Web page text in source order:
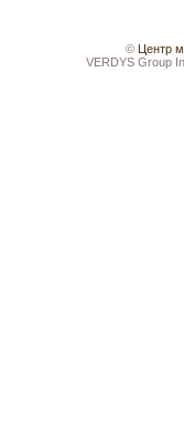
© Центр
VERDYS Group